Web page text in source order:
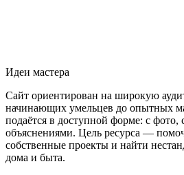
Идеи мастера
Сайт ориентирован на широкую
начинающих умельцев до опытных
подаётся в доступной форме: с
объяснениями. Цель ресурса —
собственные проекты и найти
дома и быта.